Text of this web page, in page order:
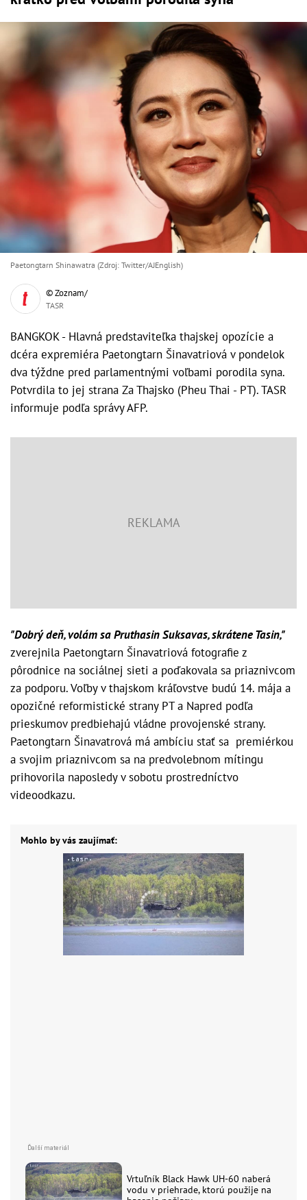
Paetongtarn Shinawatra (Zdroj: Twitter/AJEnglish)
© Zoznam/
TASR
BANGKOK - Hlavná predstaviteľka thajskej opozície a
dcéra expremiéra Paetongtarn Šinavatriová v pondelok
dva týždne pred parlamentnými voľbami porodila syna.
Potvrdila to jej strana Za Thajsko (Pheu Thai - PT). TASR
informuje podľa správy AFP.
"Dobrý deň, volám sa Pruthasin Suksavas, skrátene Tasin,"
zverejnila Paetongtarn Šinavatriová fotografie z
pôrodnice na sociálnej sieti a poďakovala sa priaznivcom
za podporu. Voľby v thajskom kráľovstve budú 14. mája a
opozičné reformistické strany PT a Napred podľa
prieskumov predbiehajú vládne provojenské strany.
Paetongtarn Šinavatrová má ambíciu stať sa premiérkou
a svojim priaznivcom sa na predvolebnom mítingu
prihovorila naposledy v sobotu prostredníctvo
videoodkazu.
Mohlo by vás zaujímať:
Vrtuľník Black Hawk UH-60 naberá
vodu v priehrade, ktorú použije na